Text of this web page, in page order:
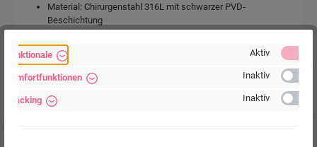
Material: Chirurgenstahl 316L mit schwarzer PVD-
Beschichtung
Motivgröße: 25 x 16 mm
Stabstärke: 1.6 mm.
Stablänge: 16mm.
Farbe: Kristallklar, Schwarz.
Anwendungsbereich: Brustwarzenpiercing.
Funktionale Aktiv
Komfortfunktionen Inaktiv
Tracking Inaktiv